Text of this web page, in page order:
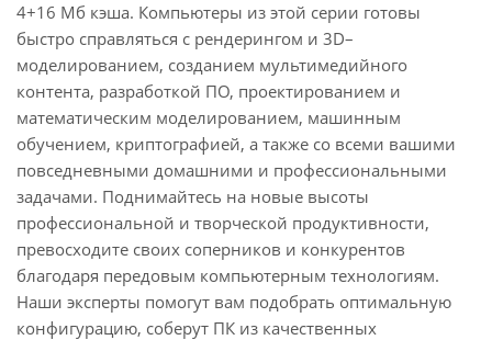
4+16 Мб кэша. Компьютеры из этой серии готовы
быстро справляться с рендерингом и 3D–
моделированием, созданием мультимедийного
контента, разработкой ПО, проектированием и
математическим моделированием, машинным
обучением, криптографией, а также со всеми вашими
повседневными домашними и профессиональными
задачами. Поднимайтесь на новые высоты
профессиональной и творческой продуктивности,
превосходите своих соперников и конкурентов
благодаря передовым компьютерным технологиям.
Наши эксперты помогут вам подобрать оптимальную
конфигурацию, соберут ПК из качественных